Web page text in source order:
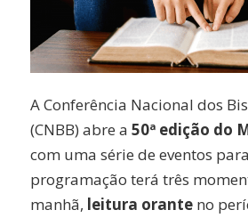
A Conferência Nacional dos
(CNBB) abre a 50ª edição do
com uma série de eventos
programação terá três
manhã, leitura oranteno